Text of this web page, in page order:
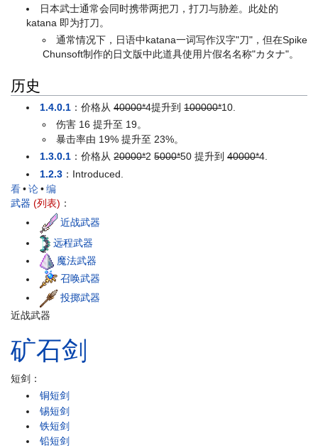
日本武士通常会同时携带两把刀，打刀与胁差。此处的
katana 即为打刀。
通常情况下，日语中katana一词写作汉字"刀"，但在Spike
Chunsoft制作的日文版中此道具使用片假名名称"カタナ"。
历史
1.4.0.1 ：价格从40000*4提升到100000*10
伤害 16 提升至 19。
暴击率由 19% 提升至 23%。
1.3.0.1 ：价格从20000*2 5000*50 提升到40000*4.
1.2.3 ：Introduced.
看•论•编
武器 (列表) ：
近战武器
远程武器
魔法武器
召唤武器
投掷武器
近战武器
矿石剑
短剑：
铜短剑
锡短剑
铁短剑
铅短剑